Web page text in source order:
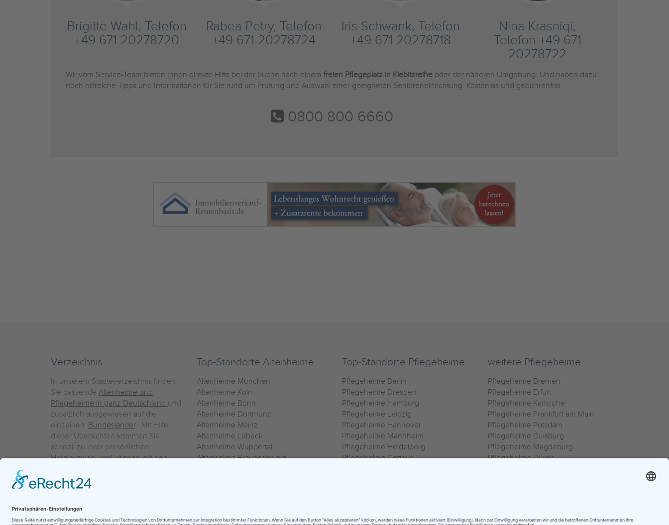
Brigitte Wahl, Telefon
+49 671 20278720
Rabea Petry, Telefon
+49 671 20278724
Iris Schwank, Telefon
+49 671 20278718
Nina Krasniqi,
Telefon +49 671
20278722
Wir vom Service-Team bieten Ihnen direkte Hilfe bei der Suche nach einem freien Pflegeplatz in Kiebitzreihe oder der näheren Umgebung. Und haben dazu
noch hilfreiche Tipps und Informationen für Sie rund um Prüfung und Auswahl einer geeigneten Senioreneinrichtung. Kostenlos und gebührenfrei.
0800 800 6660
Verzeichnis
In unserem Städteverzeichnis finden
Sie passende Altenheime und
Pflegeheime in ganz Deutschland und
zusätzlich ausgewiesen auf die
einzelnen Bundesländer. Mit Hilfe
dieser Übersichten kommen Sie
schnell zu Ihrer persönlichen
Heimauswahl und können mit den
einzelnen Häuser Leistungsvergleiche
vornehmen.
Top-Standorte Altenheime
Altenheime München
Altenheime Köln
Altenheime Bonn
Altenheime Dortmund
Altenheime Mainz
Altenheime Lübeck
Altenheime Wuppertal
Altenheime Braunschweig
Top-Standorte Pflegeheime
Pflegeheime Berlin
Pflegeheime Dresden
Pflegeheime Hamburg
Pflegeheime Leipzig
Pflegeheime Hannover
Pflegeheime Mannheim
Pflegeheime Heidelberg
Pflegeheime Cottbus
weitere Pflegeheime
Pflegeheime Bremen
Pflegeheime Erfurt
Pflegeheime Karlsruhe
Pflegeheime Frankfurt am Main
Pflegeheime Potsdam
Pflegeheime Duisburg
Pflegeheime Magdeburg
Pflegeheime Düren